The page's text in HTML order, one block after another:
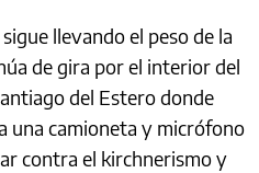
sigue llevando el peso de la
de gira por el interior del
del Estero donde
una camioneta y micrófono
contra el kirchnerismo y